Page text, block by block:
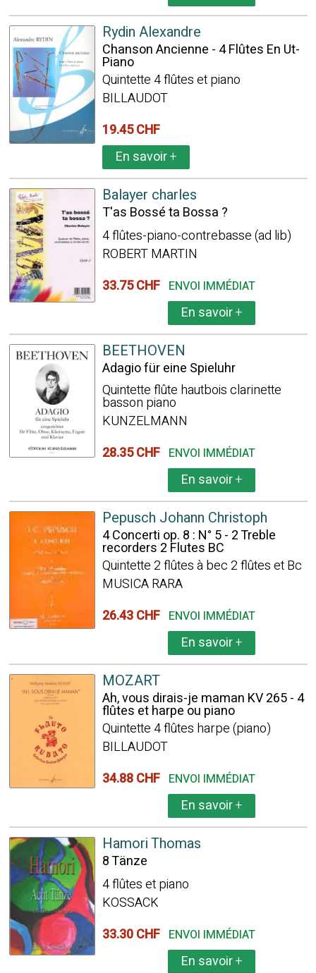
Rydin Alexandre
Chanson Ancienne - 4 Flûtes En Ut-
Piano
Quintette 4 flûtes et piano
BILLAUDOT
19.45 CHF
En savoir+
Balayer charles
T'as Bossé ta Bossa ?
4 flûtes-piano-contrebasse (ad lib)
ROBERT MARTIN
33.75 CHF ENVOI IMMÉDIAT
En savoir+
BEETHOVEN
Adagio für eine Spieluhr
Quintette flûte hautbois clarinette
basson piano
KUNZELMANN
28.35 CHF ENVOI IMMÉDIAT
En savoir+
Pepusch Johann Christoph
4 Concerti op. 8 : N° 5 - 2 Treble
recorders 2 Flutes BC
Quintette 2 flûtes à bec 2 flûtes et Bc
MUSICA RARA
26.43 CHF ENVOI IMMÉDIAT
En savoir+
MOZART
Ah, vous dirais-je maman KV 265 - 4
flûtes et harpe ou piano
Quintette 4 flûtes harpe (piano)
BILLAUDOT
34.88 CHF ENVOI IMMÉDIAT
En savoir+
Hamori Thomas
8 Tänze
4 flûtes et piano
KOSSACK
33.30 CHF ENVOI IMMÉDIAT
En savoir+